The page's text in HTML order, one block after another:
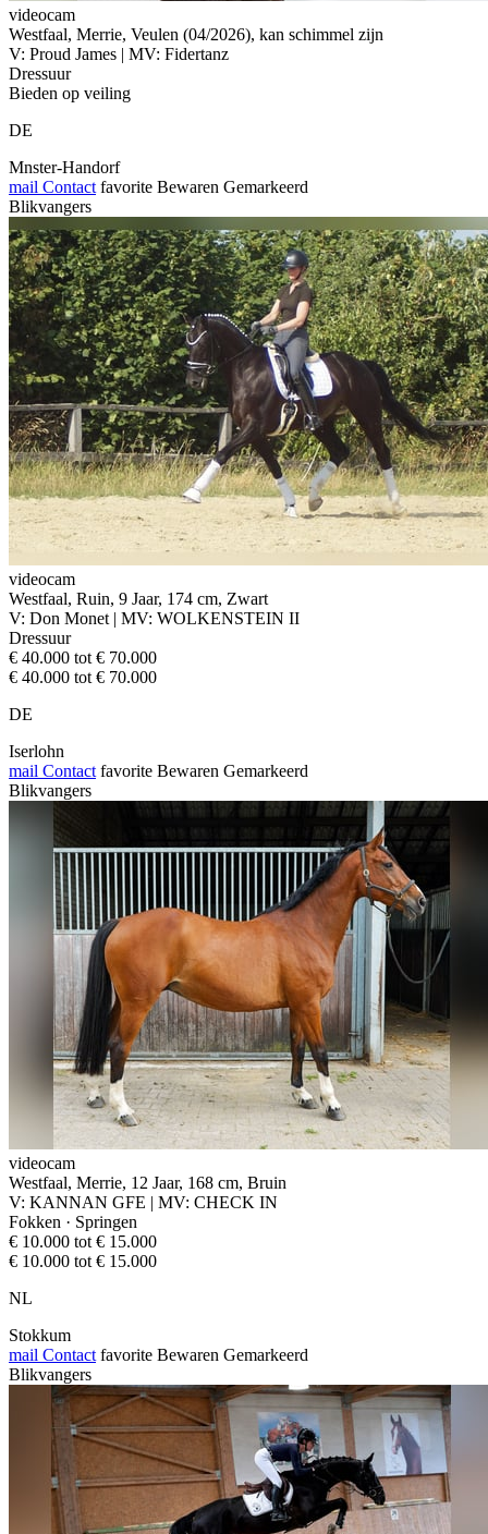
videocam
Westfaal, Merrie, Veulen (04/2026), kan schimmel zijn
V: Proud James | MV: Fidertanz
Dressuur
Bieden op veiling
DE
Mnster-Handorf
mail Contact favorite Bewaren Gemarkeerd
Blikvangers
videocam
Westfaal, Ruin, 9 Jaar, 174 cm, Zwart
V: Don Monet | MV: WOLKENSTEIN II
Dressuur
€ 40.000 tot € 70.000
€ 40.000 tot € 70.000
DE
Iserlohn
mail Contact favorite Bewaren Gemarkeerd
Blikvangers
videocam
Westfaal, Merrie, 12 Jaar, 168 cm, Bruin
V: KANNAN GFE | MV: CHECK IN
Fokken · Springen
€ 10.000 tot € 15.000
€ 10.000 tot € 15.000
NL
Stokkum
mail Contact favorite Bewaren Gemarkeerd
Blikvangers